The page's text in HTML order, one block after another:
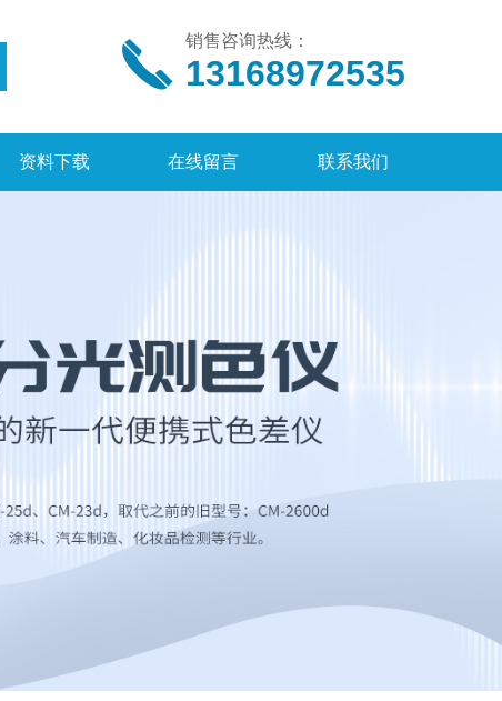
销售咨询热线：
13168972535
资料下载 在线留言 联系我们